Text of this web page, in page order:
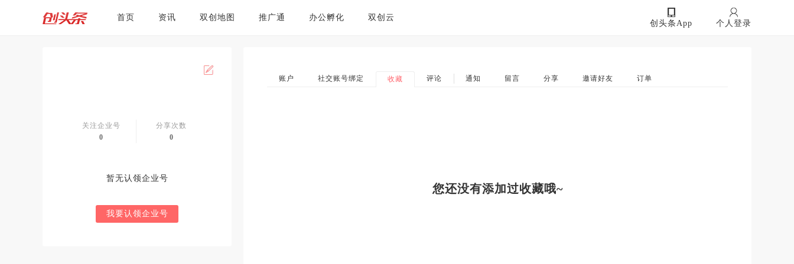
首页 资讯 双创地图 推广通 办公孵化 双创云
创头条App 个人登录
关注企业号
0
分享次数
0
暂无认领企业号
我要认领企业号
账户 社交账号绑定 收藏 评论 通知 留言 分享 邀请好友 订单
您还没有添加过收藏哦~